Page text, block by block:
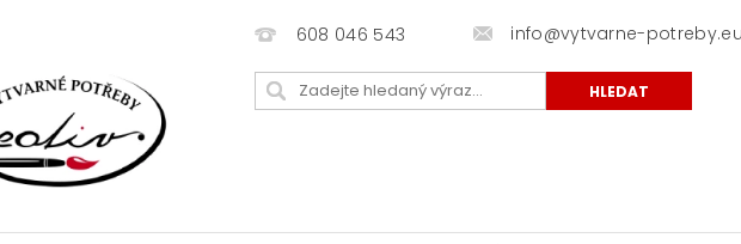
608 046 543 info@vytvarne-potreby.eu